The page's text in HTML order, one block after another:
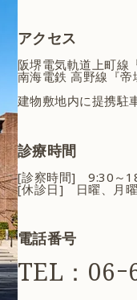
アクセス
阪堺電気軌道上町
南海電鉄 高野線『
建物敷地内に提携駐
診療時間
[診察時間] 9:30～
[休診日] 日曜、月曜
電話番号
TEL：06ｰ